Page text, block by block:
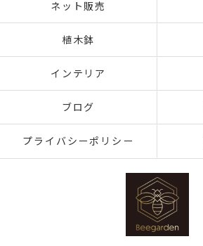
ネット販売
植木鉢
インテリア
ブログ
プライバシーポリシー